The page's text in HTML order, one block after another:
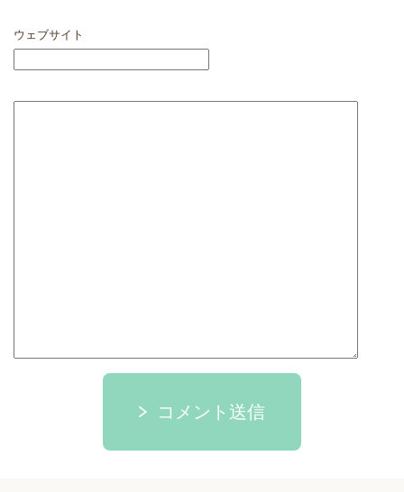
ウェブサイト
コメント送信